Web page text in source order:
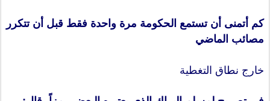
كم أتمنى أن تستمع الحكومة مرة واحدة فقط قبل أن تتكرر
مصائب الماضي
خارج نطاق التغطية